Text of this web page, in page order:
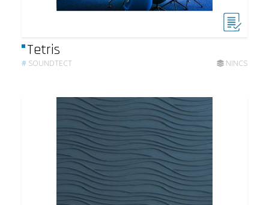
Tetris
# SOUNDTECT NINCS